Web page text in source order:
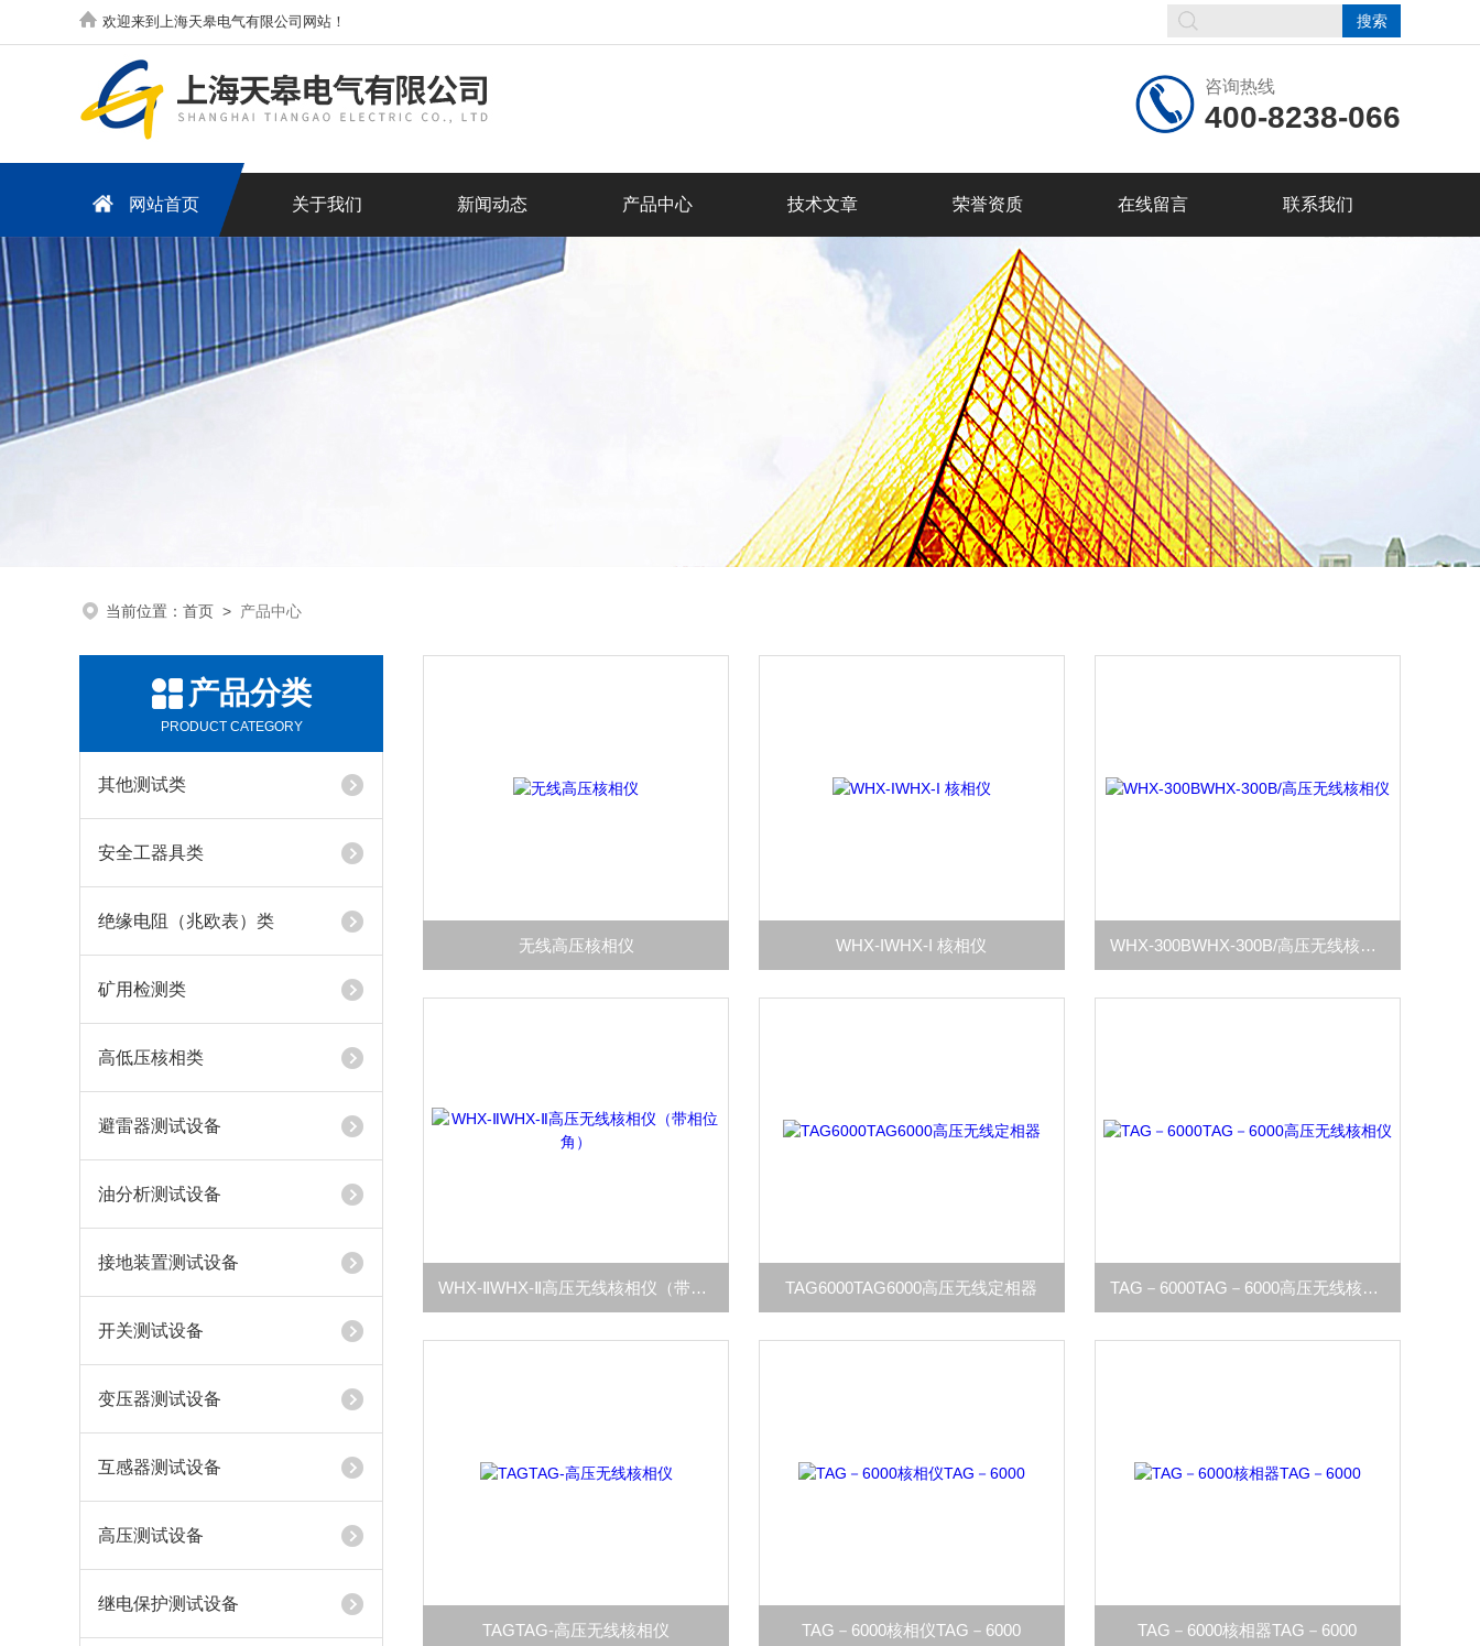
欢迎来到上海天皋电气有限公司网站！
咨询热线
400-8238-066
网站首页 关于我们 新闻动态 产品中心 技术文章 荣誉资质 在线留言 联系我们
当前位置： 首页 > 产品中心
产品分类
PRODUCT CATEGORY
其他测试类
安全工器具类
绝缘电阻（兆欧表）类
矿用检测类
高低压核相类
避雷器测试设备
油分析测试设备
接地装置测试设备
开关测试设备
变压器测试设备
互感器测试设备
高压测试设备
继电保护测试设备
无线高压核相仪 WHX-IWHX-I 核相仪 WHX-300BWHX-300B/高压无线核相仪
WHX-ⅡWHX-Ⅱ高压无线核相仪（带相位角） TAG6000TAG6000高压无线定相器 TAG－6000TAG－6000高压无线核相仪
TAGTAG-高压无线核相仪 TAG－6000核相仪TAG－6000 TAG－6000核相器TAG－6000